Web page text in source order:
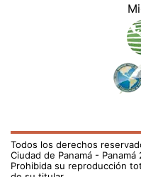
Todos los derechos
Ciudad de Panamá - Panamá
Prohibida su reproducción